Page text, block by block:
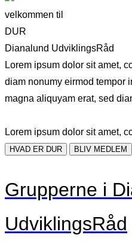
velkommen til
DUR
Dianalund UdviklingsRåd
Lorem ipsum dolor sit amet,
diam nonumy eirmod tempor
magna aliquyam erat, sed
Lorem ipsum dolor sit amet,
HVAD ER DUR BLIV MEDLEM
Grupperne i
UdviklingsRåd